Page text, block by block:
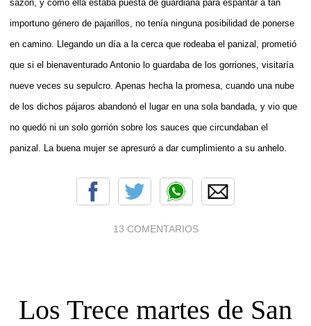
sazón, y como ella estaba puesta de guardiana para espantar a tan
importuno género de pajarillos, no tenía ninguna posibilidad de ponerse
en camino. Llegando un día a la cerca que rodeaba el panizal, prometió
que si el bienaventurado Antonio lo guardaba de los gorriones, visitaría
nueve veces su sepulcro. Apenas hecha la promesa, cuando una nube
de los dichos pájaros abandonó el lugar en una sola bandada, y vio que
no quedó ni un solo gorrión sobre los sauces que circundaban el
panizal. La buena mujer se apresuró a dar cumplimiento a su anhelo.
13 COMENTARIOS
Los Trece martes de San